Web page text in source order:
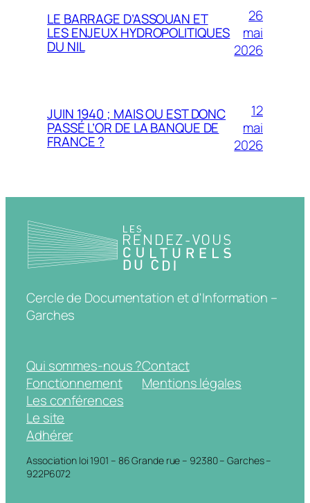
LE BARRAGE D’ASSOUAN ET
LES ENJEUX HYDROPOLITIQUES
DU NIL
26
mai
2026
JUIN 1940 ; MAIS OU EST DONC
PASSÉ L’OR DE LA BANQUE DE
FRANCE ?
12
mai
2026
Cercle de Documentation et d'Information –
Garches
Qui sommes-nous ?
Fonctionnement
Les conférences
Le site
Adhérer
Contact
Mentions légales
Association loi 1901 – 86 Grande rue – 92380 – Garches –
922P6072